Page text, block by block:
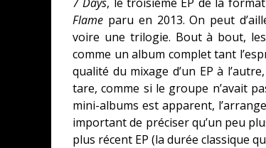
Flame paru en 2013. On peut
voire une trilogie. Bout à bout,
comme un album complet tant
qualité du mixage d’un EP à
tare, comme si le groupe n’avait
mini-albums est apparent,
important de préciser qu’un peu
plus récent EP (la durée classique